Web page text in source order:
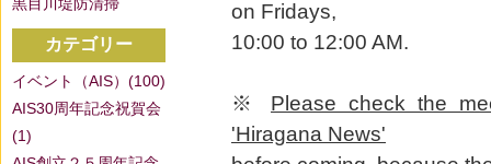
on Fridays,
10:00 to 12:00 AM.
※ Please check the
'Hiragana News'
カテゴリー
イベント（AIS）(100)
AIS30周年記念祝賀会
(1)